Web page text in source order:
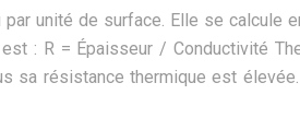
unité de surface. Elle se
: R = Épaisseur / Conductivité
sa résistance thermique est